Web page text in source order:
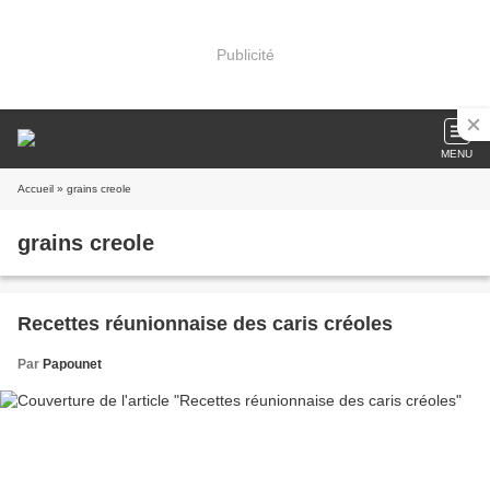
Publicité
MENU
Accueil » grains creole
grains creole
Recettes réunionnaise des caris créoles
Par Papounet